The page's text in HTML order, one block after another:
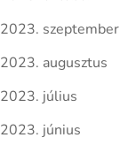
2023. szeptember
2023. augusztus
2023. július
2023. június